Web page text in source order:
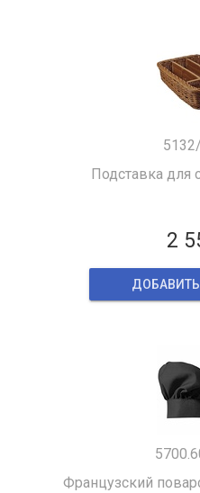
Подставка для
2
Французский